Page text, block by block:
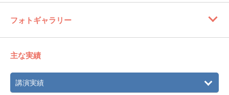
フォトギャラリー
主な実績
講演実績